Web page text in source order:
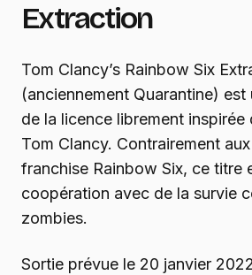
Extraction
Tom Clancy’s Rainbow Six
(anciennement Quarantine) est
de la licence librement
Tom Clancy. Contrairement
franchise Rainbow Six, ce titre
coopération avec de la survie
zombies.
Sortie prévue le 20 janvier